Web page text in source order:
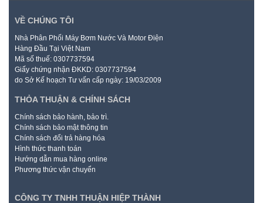
VỀ CHÚNG TÔI
Nhà Phân Phối Máy Bơm Nước Và Motor Điện
Hàng Đầu Tại Việt Nam
Mã số thuế: 0307737594
Giấy chứng nhận ĐKKD: 0307737594
do Sở Kế hoạch Tư vấn cấp ngày: 19/03/2009
THỎA THUẬN & CHÍNH SÁCH
Chính sách bảo hành, bảo trì.
Chính sách bảo mật thông tin
Chính sách đổi trả hàng hóa
Hình thức thanh toán
Hướng dẫn mua hàng online
Phương thức vận chuyển
CÔNG TY TNHH THUẬN HIỆP THÀNH